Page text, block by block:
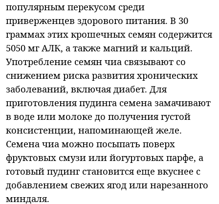
популярным перекусом среди
приверженцев здорового питания. В 30
граммах этих крошечных семян содержится
5050 мг АЛК, а также магний и кальций.
Употребление семян чиа связывают со
снижением риска развития хронических
заболеваний, включая диабет. Для
приготовления пудинга семена замачивают
в воде или молоке до получения густой
консистенции, напоминающей желе.
Семена чиа можно посыпать поверх
фруктовых смузи или йогуртовых парфе, а
готовый пудинг становится еще вкуснее с
добавлением свежих ягод или нарезанного
миндаля.